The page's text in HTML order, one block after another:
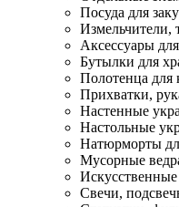
Посуда для
Измельчители,
Аксессуары
Бутылки для
Полотенца для
Прихватки,
Настенные
Настольные
Натюрморты
Мусорные
Свечи,